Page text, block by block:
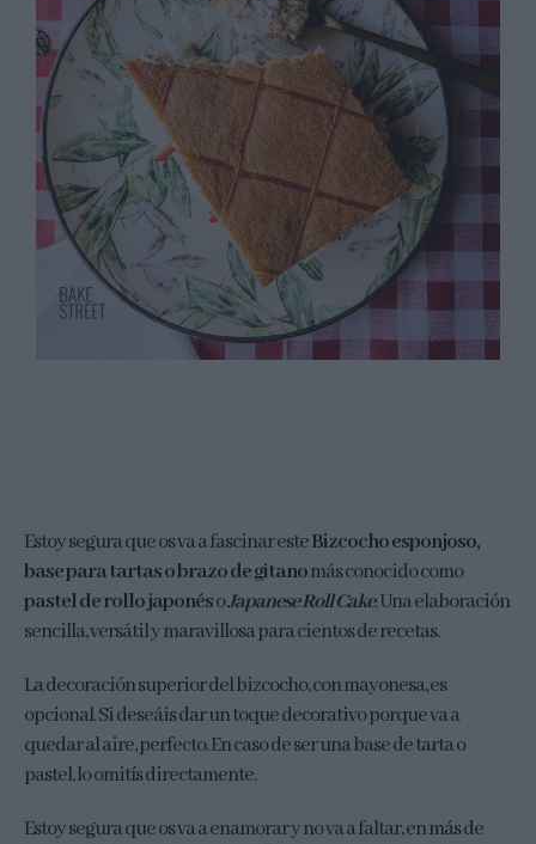
Estoy segura que os va a fascinar esteBizcocho esponjoso,
base para tartas o brazo de gitanomás conocido como
pastel de rollo japonésoJapanese Roll Cake. Una elaboración
sencilla, versátil y maravillosa para cientos de recetas.
La decoración superior del bizcocho, con mayonesa, es
opcional. Si deseáis dar un toque decorativo porque va a
quedar al aire, perfecto. En caso de ser una base de tarta o
pastel, lo omitís directamente.
Estoy segura que os va a enamorar y no va a faltar, en más de